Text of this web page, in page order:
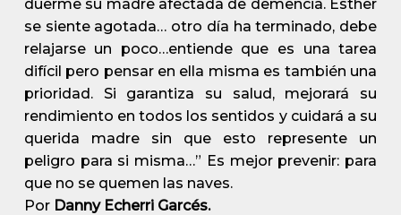
duerme su madre afectada de demencia. Esther
se siente agotada… otro día ha terminado, debe
relajarse un poco…entiende que es una tarea
difícil pero pensar en ella misma es también una
prioridad. Si garantiza su salud, mejorará su
rendimiento en todos los sentidos y cuidará a su
querida madre sin que esto represente un
peligro para si misma…” Es mejor prevenir: para
que no se quemen las naves.
Por Danny Echerri Garcés.